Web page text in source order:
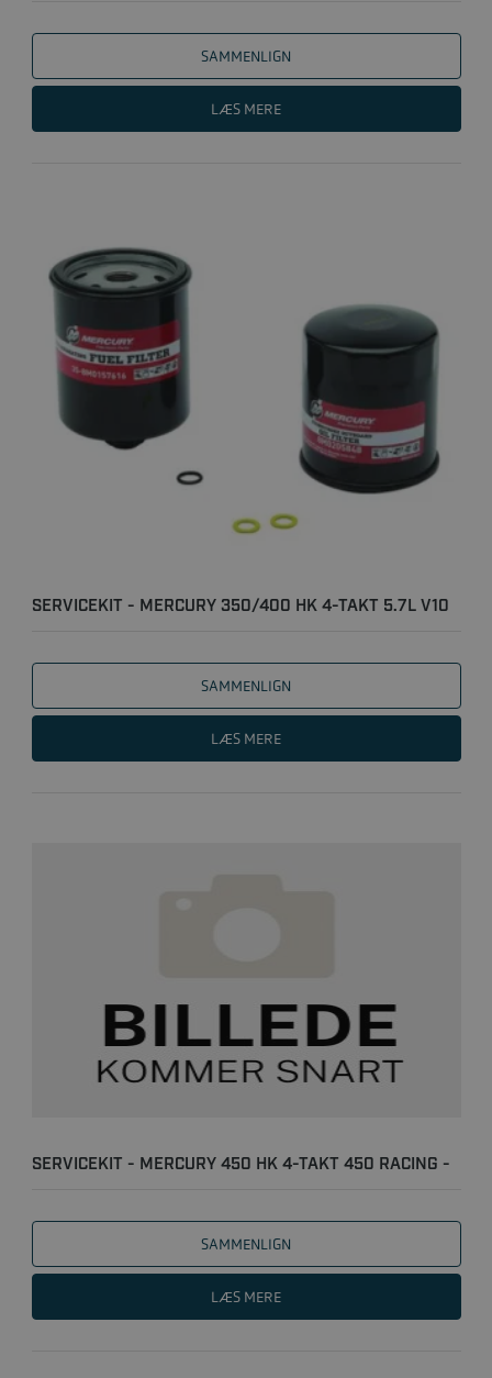
SAMMENLIGN
LÆS MERE
SERVICEKIT - MERCURY 350/400 HK 4-TAKT 5.7L V10
SAMMENLIGN
LÆS MERE
SERVICEKIT - MERCURY 450 HK 4-TAKT 450 RACING -
SAMMENLIGN
LÆS MERE